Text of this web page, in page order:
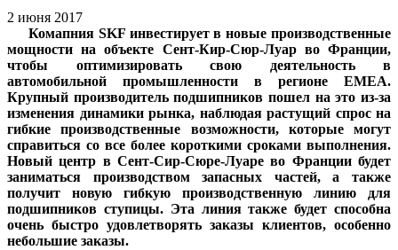
2 июня 2017
Комапния SKF инвестирует в новые производственные
мощности на объекте Сент-Кир-Сюр-Луар во Франции,
чтобы оптимизировать свою деятельность в
автомобильной промышленности в регионе EMEA.
Крупный производитель подшипников пошел на это из-за
изменения динамики рынка, наблюдая растущий спрос на
гибкие производственные возможности, которые могут
справиться со все более короткими сроками выполнения.
Новый центр в Сент-Сир-Сюре-Луаре во Франции будет
заниматься производством запасных частей, а также
получит новую гибкую производственную линию для
подшипников ступицы. Эта линия также будет способна
очень быстро удовлетворять заказы клиентов, особенно
небольшие заказы.